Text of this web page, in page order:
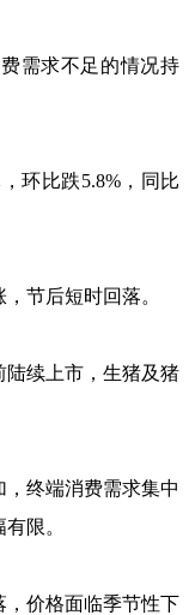
需求不足的情况持
环比跌5.8%，同比
节后短时回落。
续上市，生猪及猪
终端消费需求集中
限。
价格面临季节性下